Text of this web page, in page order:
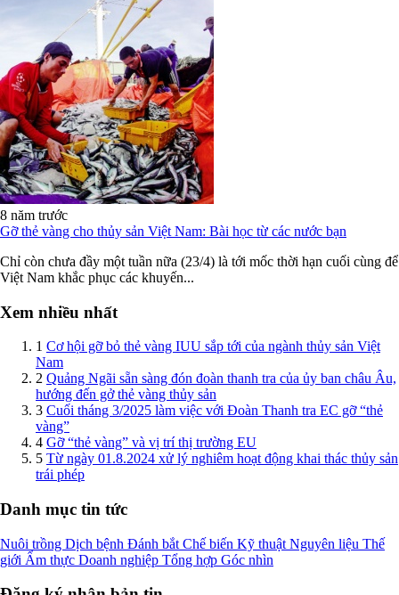
8 năm trước
Gỡ thẻ vàng cho thủy sản Việt Nam: Bài học từ các nước bạn
Chỉ còn chưa đầy một tuần nữa (23/4) là tới mốc thời hạn cuối cùng để
Việt Nam khắc phục các khuyến...
Xem nhiều nhất
1 Cơ hội gỡ bỏ thẻ vàng IUU sắp tới của ngành thủy sản Việt
Nam
2 Quảng Ngãi sẵn sàng đón đoàn thanh tra của ủy ban châu Âu,
hướng đến gở thẻ vàng thủy sản
3 Cuối tháng 3/2025 làm việc với Đoàn Thanh tra EC gỡ “thẻ
vàng”
4 Gỡ “thẻ vàng” và vị trí thị trường EU
5 Từ ngày 01.8.2024 xử lý nghiêm hoạt động khai thác thủy sản
trái phép
Danh mục tin tức
Nuôi trồng Dịch bệnh Đánh bắt Chế biến Kỹ thuật Nguyên liệu Thế
giới Ẩm thực Doanh nghiệp Tổng hợp Góc nhìn